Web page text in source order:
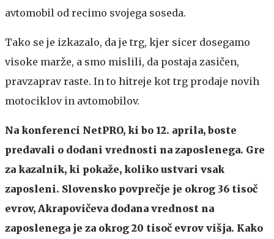
avtomobil od recimo svojega soseda.
Tako se je izkazalo, da je trg, kjer sicer dosegamo
visoke marže, a smo mislili, da postaja zasičen,
pravzaprav raste. In to hitreje kot trg prodaje novih
motociklov in avtomobilov.
Na konferenci NetPRO, ki bo 12. aprila, boste
predavali o dodani vrednosti na zaposlenega. Gre
za kazalnik, ki pokaže, koliko ustvari vsak
zaposleni. Slovensko povprečje je okrog 36 tisoč
evrov, Akrapovičeva dodana vrednost na
zaposlenega je za okrog 20 tisoč evrov višja. Kako